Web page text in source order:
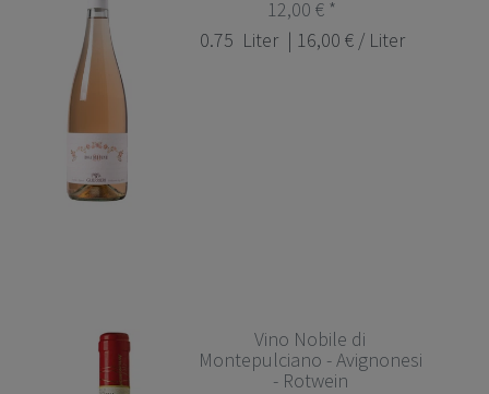
12,00 € *
0.75 Liter | 16,00 € / Liter
Vino Nobile di
Montepulciano - Avignonesi
- Rotwein